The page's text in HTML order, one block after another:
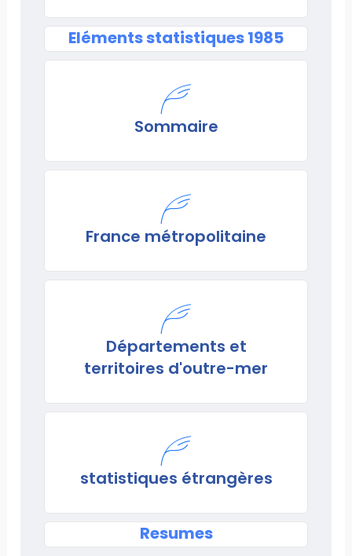
Eléments statistiques 1985
Sommaire
France métropolitaine
Départements et
territoires d'outre-mer
statistiques étrangères
Resumes